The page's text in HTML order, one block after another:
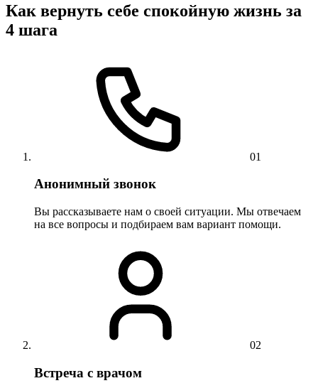
Как вернуть себе спокойную жизнь за
4 шага
01
Анонимный звонок
Вы рассказываете нам о своей ситуации. Мы отвечаем
на все вопросы и подбираем вам вариант помощи.
02
Встреча с врачом